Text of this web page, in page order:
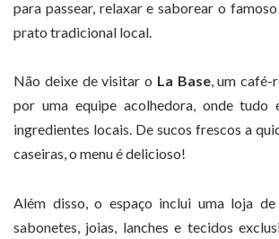
para passear, relaxar e saborear o famoso
prato tradicional local.
Não deixe de visitar o La Base, um café-
por uma equipe acolhedora, onde tudo
ingredientes locais. De sucos frescos a
caseiras, o menu é delicioso!
Além disso, o espaço inclui uma loja
sabonetes, joias, lanches e tecidos